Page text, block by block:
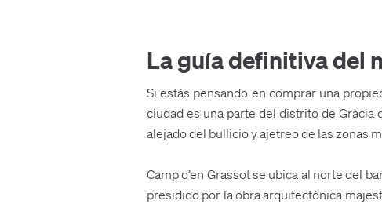
La guía definitiva del
Si estás pensando en comprar una
ciudad es una parte del distrito de Gràcia
alejado del bullicio y ajetreo de las zonas
Camp d’en Grassot se ubica al norte del
presidido por la obra arquitectónica